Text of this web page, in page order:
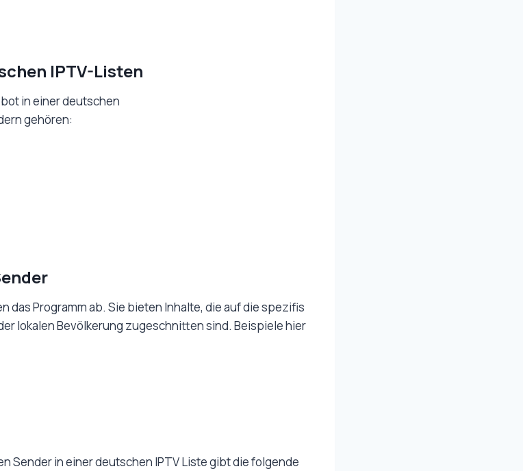
IPTV-Listen
in einer deutschen
gehören:
das Programm ab. Sie bieten Inhalte, die auf die spezifis
lokalen Bevölkerung zugeschnitten sind. Beispiele hier
Sender in einer deutschen IPTV Liste gibt die folgende